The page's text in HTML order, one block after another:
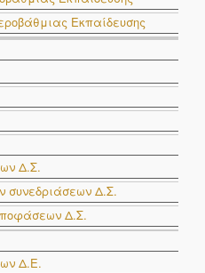
Εκπαίδευσης
Δ.Σ.
συνεδριάσεων Δ.Σ.
Δ.Σ.
Δ.Ε.